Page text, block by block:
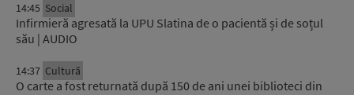
14:45 Social
Infirmieră agresată la UPU Slatina de o pacientă și de soțul
său | AUDIO
14:37 Cultură
O carte a fost returnată după 150 de ani unei biblioteci din